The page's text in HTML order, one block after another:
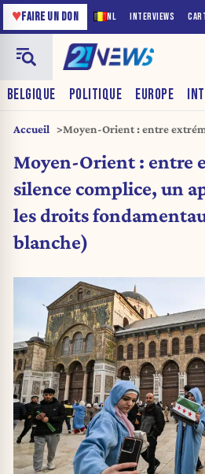
NL INTERVIEWS
♥FAIRE UN DON
BELGIQUE POLITIQUE EUROPE
Accueil
Moyen-Orient : entre
blanche)
Moyen-Orient : entre
silence complice, un
les droits
blanche)